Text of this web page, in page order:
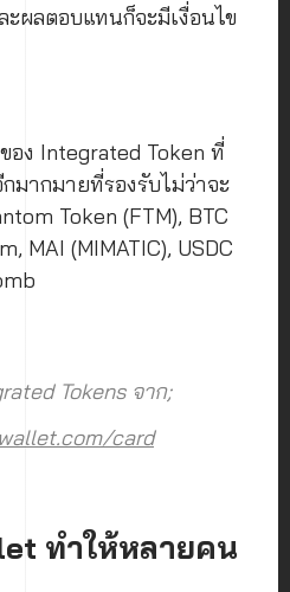
ะผลตอบแทนก็จะมีเงื่อนไข
อง Integrated Token ที่
มากมายที่รองรับไม่ว่าจะ
Token (FTM), BTC
MAI (MIMATIC), USDC
Tokens จาก;
card
ทำให้หลายคน